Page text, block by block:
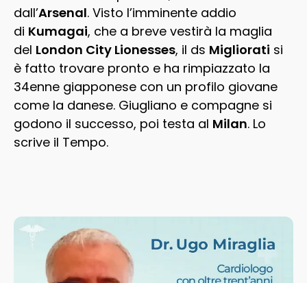
dall’Arsenal. Visto l’imminente addio
di Kumagai, che a breve vestirà la maglia
del London City Lionesses, il ds Migliorati si
è fatto trovare pronto e ha rimpiazzato la
34enne giapponese con un profilo giovane
come la danese. Giugliano e compagne si
godono il successo, poi testa al Milan. Lo
scrive il Tempo.